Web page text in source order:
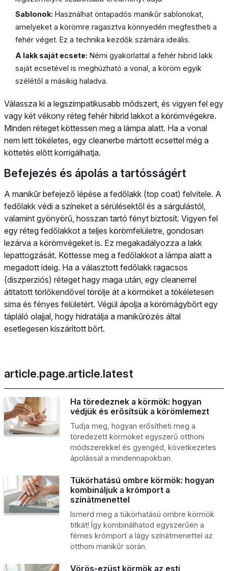
Sablonok: Használhat öntapadós manikűr sablonokat,
amelyeket a körömre ragasztva könnyedén megfestheti a
fehér véget. Ez a technika kezdők számára ideális.
A lakk saját ecsete: Némi gyakorlattal a fehér hibrid lakk
saját ecsetével is meghúzható a vonal, a köröm egyik
szélétől a másikig haladva.
Válassza ki a legszimpatikusabb módszert, és vigyen fel egy
vagy két vékony réteg fehér hibrid lakkot a körömvégekre.
Minden réteget köttessen meg a lámpa alatt. Ha a vonal
nem lett tökéletes, egy cleanerbe mártott ecsettel még a
köttetés előtt korrigálhatja.
Befejezés és ápolás a tartósságért
A manikűr befejező lépése a fedőlakk (top coat) felvitele. A
fedőlakk védi a színeket a sérülésektől és a sárgulástól,
valamint gyönyörű, hosszan tartó fényt biztosít. Vigyen fel
egy réteg fedőlakkot a teljes körömfelületre, gondosan
lezárva a körömvégeket is. Ez megakadályozza a lakk
lepattogzását. Köttesse meg a fedőlakkot a lámpa alatt a
megadott ideig. Ha a választott fedőlakk ragacsos
(diszperziós) réteget hagy maga után, egy cleanerrel
átitatott törlőkendővel törölje át a körmöket a tökéletesen
sima és fényes felületért. Végül ápolja a körömágybőrt egy
tápláló olajjal, hogy hidratálja a manikűrözés által
esetlegesen kiszárított bőrt.
article.page.article.latest
Ha töredeznek a körmök: hogyan
védjük és erősítsük a körömlemezt
Tudja meg, hogyan erősítheti meg a
töredezett körmöket egyszerű otthoni
módszerekkel és gyengéd, következetes
ápolással a mindennapokban.
Tükörhatású ombre körmök: hogyan
kombináljuk a krómport a
színátmenettel
Ismerd meg a tükörhatású ombre körmök
titkát! Így kombinálhatod egyszerűen a
fémes krómport a lágy színátmenettel az
otthoni manikűr során.
Vörös-ezüst körmök az esti